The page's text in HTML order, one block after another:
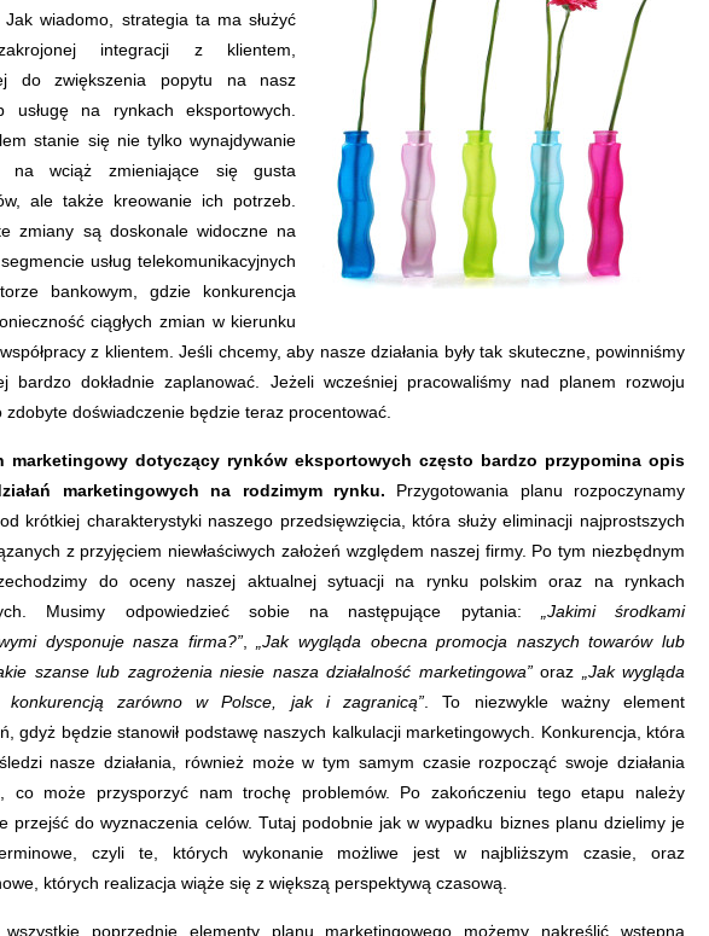
. Jak wiadomo, strategia ta ma służyć
integracji z klientem,
do zwiększenia popytu na nasz
usługę na rynkach eksportowych.
stanie się nie tylko wynajdywanie
na wciąż zmieniające się gusta
ale także kreowanie ich potrzeb.
zmiany są doskonale widoczne na
usług telekomunikacyjnych
bankowym, gdzie konkurencja
ciągłych zmian w kierunku
z klientem. Jeśli chcemy, aby nasze działania były tak skuteczne, powinniśmy
bardzo dokładnie zaplanować. Jeżeli wcześniej pracowaliśmy nad planem rozwoju
zdobyte doświadczenie będzie teraz procentować.
marketingowy dotyczący rynków eksportowych często bardzo przypomina opis
marketingowych na rodzimym rynku. Przygotowania planu rozpoczynamy
krótkiej charakterystyki naszego przedsięwzięcia, która służy eliminacji najprostszych
z przyjęciem niewłaściwych założeń względem naszej firmy. Po tym niezbędnym
do oceny naszej aktualnej sytuacji na rynku polskim oraz na rynkach
Musimy odpowiedzieć sobie na następujące pytania:
„Jakimi środkami
dysponuje nasza firma?”,
„Jak wygląda obecna promocja naszych towarów lub
szanse lub zagrożenia niesie nasza działalność marketingowa”oraz
„Jak wygląda
konkurencją zarówno w Polsce, jak i zagranicą” . To niezwykle ważny element
gdyż będzie stanowił podstawę naszych kalkulacji marketingowych. Konkurencja, która
nasze działania, również może w tym samym czasie rozpocząć swoje działania
co może przysporzyć nam trochę problemów.
Po zakończeniu tego etapu należy
przejść do wyznaczenia celów. Tutaj podobnie jak w wypadku biznes planu dzielimy je
czyli te, których wykonanie możliwe jest w najbliższym czasie, oraz
których realizacja wiąże się z większą perspektywą czasową.
wszystkie poprzednie elementy planu marketingowego możemy nakreślić wstępną